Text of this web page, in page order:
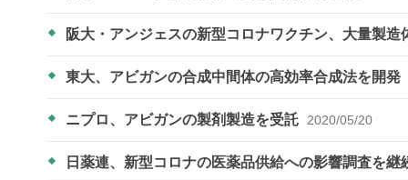
阪大・アンジェスの新型コロナワクチン、大量製
東大、アビガンの合成中間体の高効率合成法を開発
ニプロ、アビガンの製剤製造を受託 2020/05/20
日薬連、新型コロナの医薬品供給への影響調査を継